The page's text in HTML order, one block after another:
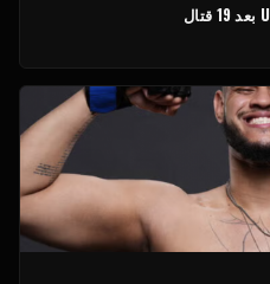
بعد 19 قتال